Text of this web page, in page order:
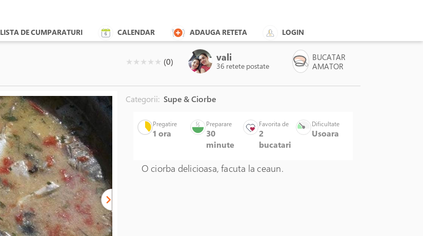
LISTA DE CUMPARATURI CALENDAR ADAUGA RETETA LOGIN
( )
★( )
★( )
★( )
★( )
★ (0) vali
36 retete postate
BUCATAR
AMATOR
Unable to load the image!
Gastroguss
Categorii: Supe & Ciorbe
Pregatire
1 ora
Preparare
30
minute
Favorita de
2
bucatari
Dificultate
Usoara
O ciorba delicioasa, facuta la ceaun.